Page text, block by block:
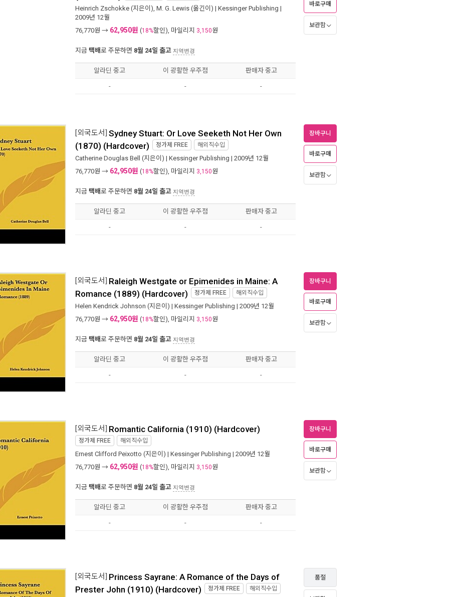
Heinrich Zschokke (지은이), M. G. Lewis (옮긴이) | Kessinger Publishing |
2009년 12월
76,770원 → 62,950원 (18%할인), 마일리지 3,150원
지금 택배로 주문하면 8월 24일 출고 지역변경
바로구매
보관함
알라딘 중고 이 광활한 우주점 판매자 중고
- - -
[외국도서] Sydney Stuart: Or Love Seeketh Not Her Own
(1870) (Hardcover) 정가제 FREE 해외직수입
Catherine Douglas Bell (지은이) | Kessinger Publishing | 2009년 12월
76,770원 → 62,950원 (18%할인), 마일리지 3,150원
지금 택배로 주문하면 8월 24일 출고 지역변경
장바구니
바로구매
보관함
알라딘 중고 이 광활한 우주점 판매자 중고
- - -
[외국도서] Raleigh Westgate or Epimenides in Maine: A
Romance (1889) (Hardcover) 정가제 FREE 해외직수입
Helen Kendrick Johnson (지은이) | Kessinger Publishing | 2009년 12월
76,770원 → 62,950원 (18%할인), 마일리지 3,150원
지금 택배로 주문하면 8월 24일 출고 지역변경
장바구니
바로구매
보관함
알라딘 중고 이 광활한 우주점 판매자 중고
- - -
[외국도서] Romantic California (1910) (Hardcover)
정가제 FREE 해외직수입
Ernest Clifford Peixotto (지은이) | Kessinger Publishing | 2009년 12월
76,770원 → 62,950원 (18%할인), 마일리지 3,150원
지금 택배로 주문하면 8월 24일 출고 지역변경
장바구니
바로구매
보관함
알라딘 중고 이 광활한 우주점 판매자 중고
- - -
[외국도서] Princess Sayrane: A Romance of the Days of
Prester John (1910) (Hardcover) 정가제 FREE 해외직수입
품절